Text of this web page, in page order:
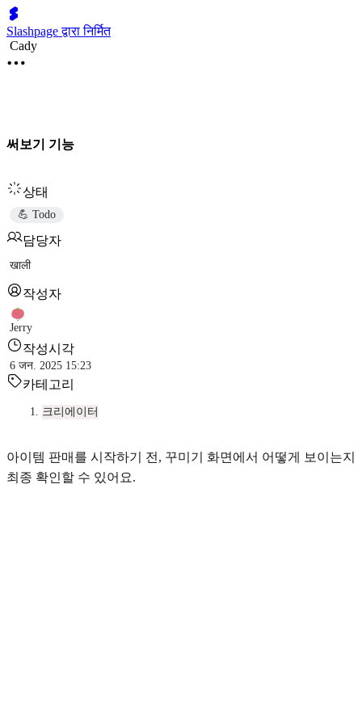
Slashpage द्वारा निर्मित
Cady
써보기 기능
상태
💪 Todo
담당자
खाली
작성자
Jerry
작성시각
6 जन. 2025 15:23
카테고리
크리에이터
아이템 판매를 시작하기 전, 꾸미기 화면에서 어떻게 보이는지
최종 확인할 수 있어요.